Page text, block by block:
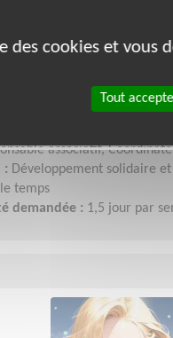
du pôle mode
associatif,
: Développement solidaire
le temps
demandée : 1,5 jour par
des cookies et vous
Tout